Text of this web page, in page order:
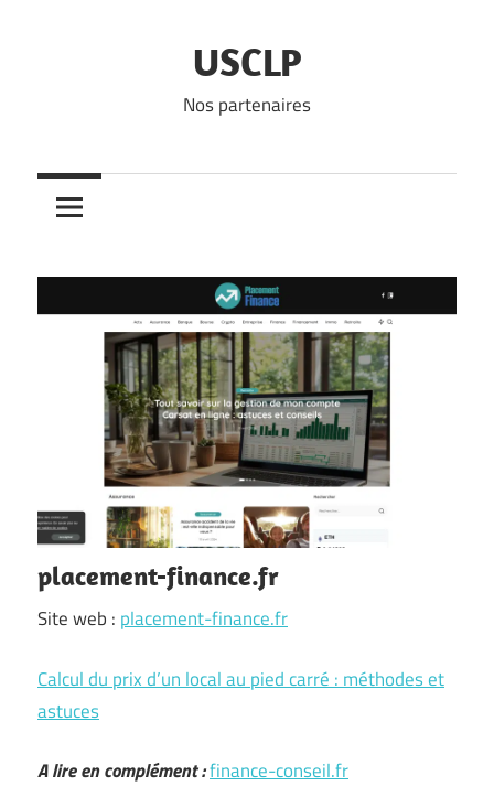
USCLP
Nos partenaires
placement-finance.fr
Site web : placement-finance.fr
Calcul du prix d’un local au pied carré : méthodes et
astuces
A lire en complément :finance-conseil.fr